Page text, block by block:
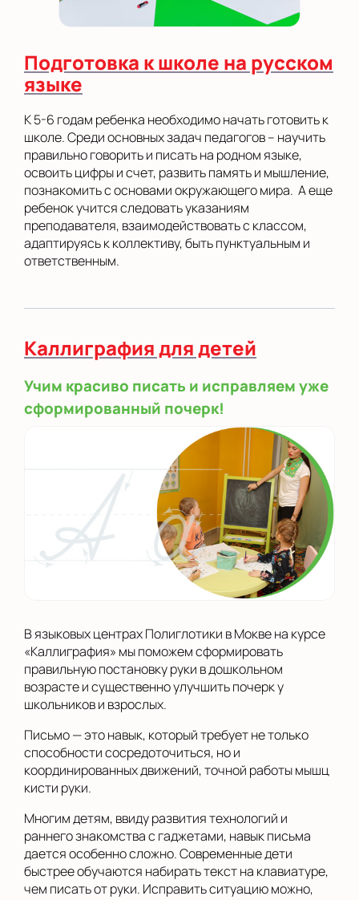
Подготовка к школе на русском
языке
К 5-6 годам ребенка необходимо начать готовить к
школе. Среди основных задач педагогов – научить
правильно говорить и писать на родном языке,
освоить цифры и счет, развить память и мышление,
познакомить с основами окружающего мира. А еще
ребенок учится следовать указаниям
преподавателя, взаимодействовать с классом,
адаптируясь к коллективу, быть пунктуальным и
ответственным.
Каллиграфия для детей
Учим красиво писать и исправляем уже
сформированный почерк!
В языковых центрах Полиглотики в Мокве на курсе
«Каллиграфия» мы поможем сформировать
правильную постановку руки в дошкольном
возрасте и существенно улучшить почерк у
школьников и взрослых.
Письмо — это навык, который требует не только
способности сосредоточиться, но и
координированных движений, точной работы мышц
кисти руки.
Многим детям, ввиду развития технологий и
раннего знакомства с гаджетами, навык письма
дается особенно сложно. Современные дети
быстрее обучаются набирать текст на клавиатуре,
чем писать от руки. Исправить ситуацию можно,